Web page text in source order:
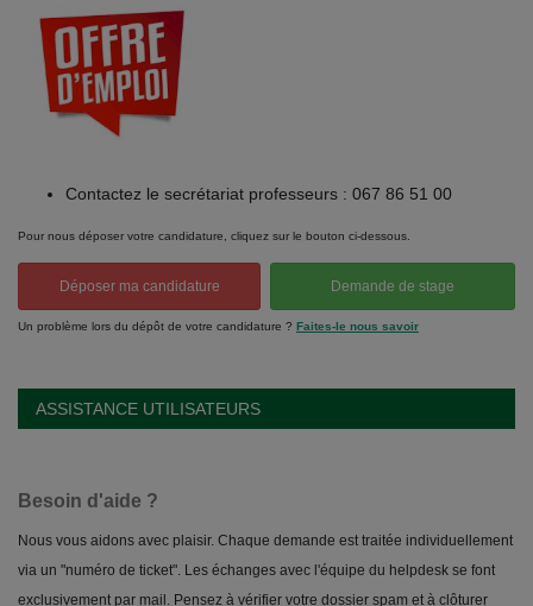
Contactez le secrétariat professeurs : 067 86 51 00
Pour nous déposer votre candidature, cliquez sur le bouton ci-dessous.
Déposer ma candidature Demande de stage
Un problème lors du dépôt de votre candidature ? Faites-le nous savoir
ASSISTANCE UTILISATEURS
Besoin d'aide ?
Nous vous aidons avec plaisir. Chaque demande est traitée individuellement
via un "numéro de ticket". Les échanges avec l'équipe du helpdesk se font
exclusivement par mail. Pensez à vérifier votre dossier spam et à clôturer